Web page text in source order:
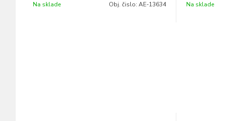
Na sklade Obj. čislo: AE-13634 Na sklade